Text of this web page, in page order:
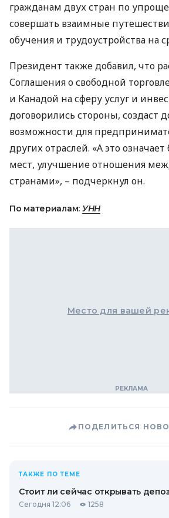
гражданам двух стран по
совершать взаимные
обучения и трудоустройства на
Президент также добавил, что
Соглашения о свободной
и Канадой на сферу услуг и
договорились стороны, создаст
возможности для
других отраслей. «А это
мест, улучшение отношения
странами», – подчеркнул он.
По материалам: УНН
Место для вашей
ПОДЕЛИТЬСЯ
ТАКЖЕ ПО ТЕМЕ
Стоит ли сейчас открывать
Сегодня 12:06 1258